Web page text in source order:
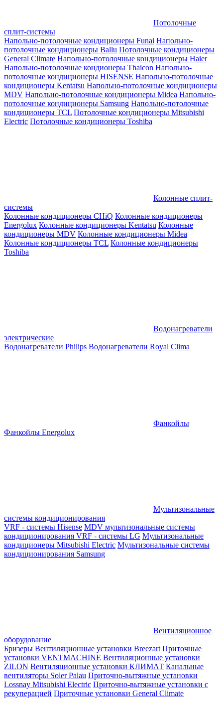
Потолочные
сплит-системы
Напольно-потолочные кондиционеры Funai Напольно-
потолочные кондиционеры Ballu Потолочные кондиционеры
General Climate Напольно-потолочные кондиционеры Haier
Напольно-потолочные кондионеры Thaicon Напольно-
потолочные кондиционеры HISENSE Напольно-потолочные
кондиционеры Kentatsu Напольно-потолочные кондиционеры
MDV Напольно-потолочные кондиционеры Midea Напольно-
потолочные кондиционеры Samsung Напольно-потолочные
кондиционеры TCL Потолочные кондиционеры Mitsubishi
Electric Потолочные кондиционеры Toshiba
Колонные сплит-
системы
Колонные кондиционеры CHiQ Колонные кондиционеры
Energolux Колонные кондиционеры Kentatsu Колонные
кондиционеры MDV Колонные кондиционеры Midea
Колонные кондиционеры TCL Колонные кондиционеры
Toshiba
Водонагреватели
электрические
Водонагреватели Philips Водонагреватели Royal Clima
Фанкойлы
Фанкойлы Energolux
Мультизональные
системы кондиционирования
VRF - системы Hisense MDV мультизональные системы
кондиционирования VRF - системы LG Мультизональные
кондиционеры Mitsubishi Electric Мультизональные системы
кондиционирования Samsung
Вентиляционное
оборудование
Бризеры Вентиляционные установки Breezart Приточные
установки VENTMACHINE Вентиляционные установки
ZILON Вентиляционные установки КЛИМАТ Канальные
вентиляторы Soler Palau Приточно-вытяжные установки
Lossnay Mitsubishi Electric Приточно-вытяжные установки с
рекуперацией Приточные установки General Climate